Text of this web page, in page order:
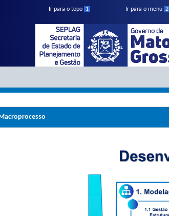
Ir para o topo 1 Ir para o menu 2
Macroprocesso